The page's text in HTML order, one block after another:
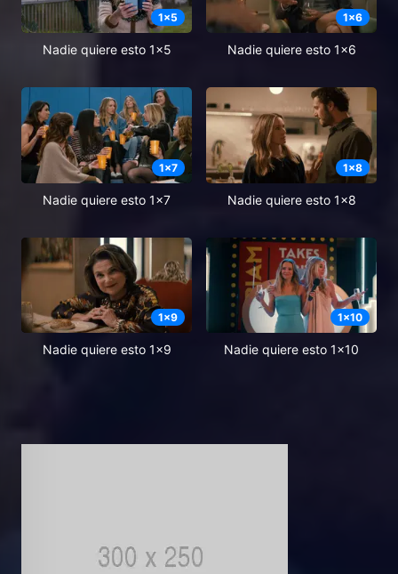
1x5
Nadie quiere esto 1x5
1x6
Nadie quiere esto 1x6
1x7
Nadie quiere esto 1x7
1x8
Nadie quiere esto 1x8
1x9
Nadie quiere esto 1x9
1x10
Nadie quiere esto 1x10